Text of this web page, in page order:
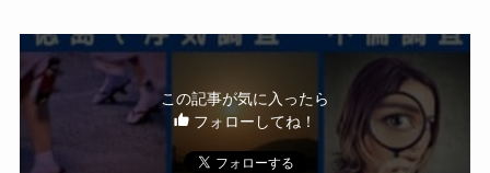
この記事が気に入ったら
フォローしてね！